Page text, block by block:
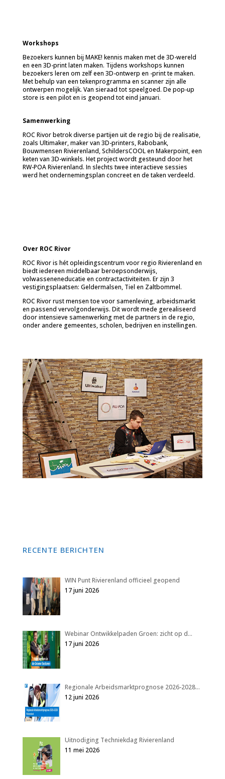
Workshops
Bezoekers kunnen bij MAKE! kennis maken met de 3D-wereld
en een 3D-print laten maken. Tijdens workshops kunnen
bezoekers leren om zelf een 3D-ontwerp en -print te maken.
Met behulp van een tekenprogramma en scanner zijn alle
ontwerpen mogelijk. Van sieraad tot speelgoed. De pop-up
store is een pilot en is geopend tot eind januari.
Samenwerking
ROC Rivor betrok diverse partijen uit de regio bij de realisatie,
zoals Ultimaker, maker van 3D-printers, Rabobank,
Bouwmensen Rivierenland, SchildersCOOL en Makerpoint, een
keten van 3D-winkels. Het project wordt gesteund door het
RW-POA Rivierenland. In slechts twee interactieve sessies
werd het ondernemingsplan concreet en de taken verdeeld.
Over ROC Rivor
ROC Rivor is hét opleidingscentrum voor regio Rivierenland en
biedt iedereen middelbaar beroepsonderwijs,
volwasseneneducatie en contractactiviteiten. Er zijn 3
vestigingsplaatsen: Geldermalsen, Tiel en Zaltbommel.
ROC Rivor rust mensen toe voor samenleving, arbeidsmarkt
en passend vervolgonderwijs. Dit wordt mede gerealiseerd
door intensieve samenwerking met de partners in de regio,
onder andere gemeentes, scholen, bedrijven en instellingen.
RECENTE BERICHTEN
WIN Punt Rivierenland officieel geopend
17 juni 2026
Webinar Ontwikkelpaden Groen: zicht op d…
17 juni 2026
Regionale Arbeidsmarktprognose 2026-2028…
12 juni 2026
Uitnodiging Techniekdag Rivierenland
11 mei 2026